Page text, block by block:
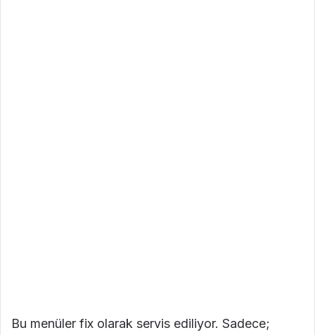
Bu menüler fix olarak servis ediliyor. Sadece;